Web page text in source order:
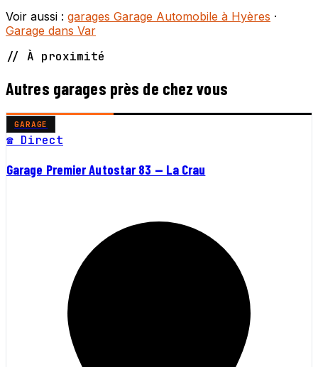
Voir aussi : garages Garage Automobile à Hyères ·
Garage dans Var
// À proximité
Autres garages près de chez vous
GARAGE
☎ Direct
Garage Premier Autostar 83 — La Crau